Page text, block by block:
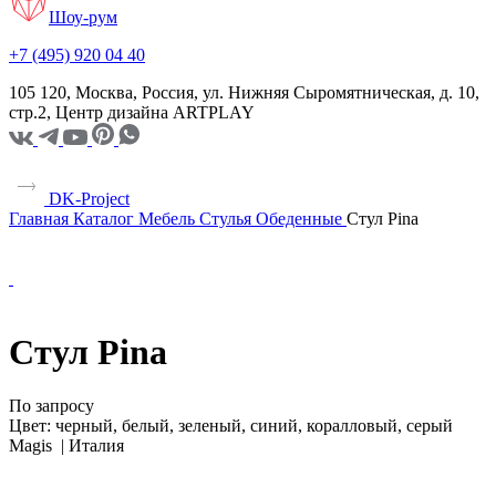
Шоу-рум
+7 (495) 920 04 40
105 120, Москва, Россия, ул. Нижняя Сыромятническая, д. 10,
стр.2, Центр дизайна ARTPLAY
DK-Project
Главная Каталог Мебель Стулья Обеденные Стул Pina
Стул Pina
По запросу
Цвет: черный, белый, зеленый, синий, коралловый, серый
Magis | Италия